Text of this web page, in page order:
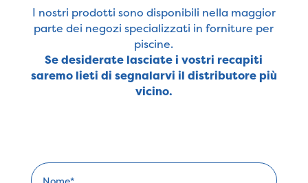
I nostri prodotti sono disponibili nella maggior
parte dei negozi specializzati in forniture per
piscine.
Se desiderate lasciate i vostri recapiti
saremo lieti di segnalarvi il distributore più
vicino.